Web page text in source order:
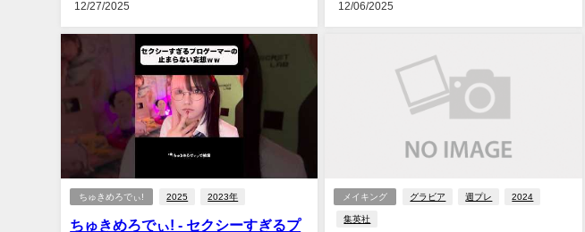
12/27/2025
12/06/2025
ちゅきめろでぃ! 2025 2023年
ちゅきめろでぃ! - セクシーすぎるプ
メイキング グラビア 週プレ 2024
集英社